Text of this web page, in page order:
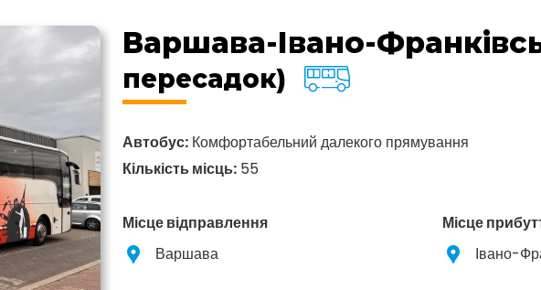
Варшава-Івано-
пересадок)
Автобус: Комфортабельний далекого прямування
Кількість місць: 55
Місце відправлення
Варшава
Місце
Івано-